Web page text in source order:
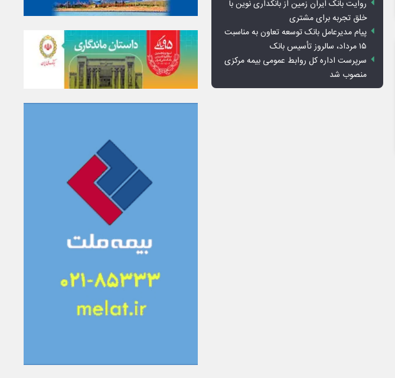
روایت بانک ایران زمین از بانکداری نوین با
خلق تجربه برای مشتری
پیام مدیرعامل بانک توسعه تعاون به مناسبت
۱۵ مرداد، سالروز تأسیس بانک
سرپرست اداره کل روابط عمومی بیمه مرکزی
منصوب شد